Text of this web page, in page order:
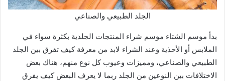
الجلد الطبيعي والصناعي
بدأ موسم الشتاء موسم شراء المنتجات الجلدية بكثرة سواء في
الملابس أو الأحذية وعند الشراء لابد من معرفة كيف تفرق بين الجلد
الطبيعي والصناعي، ومميزات وعيوب كل نوع منهم، هناك بعض
الاختلافات بين النوعين من الجلد ربما لا يعرف البعض كيف يفرق